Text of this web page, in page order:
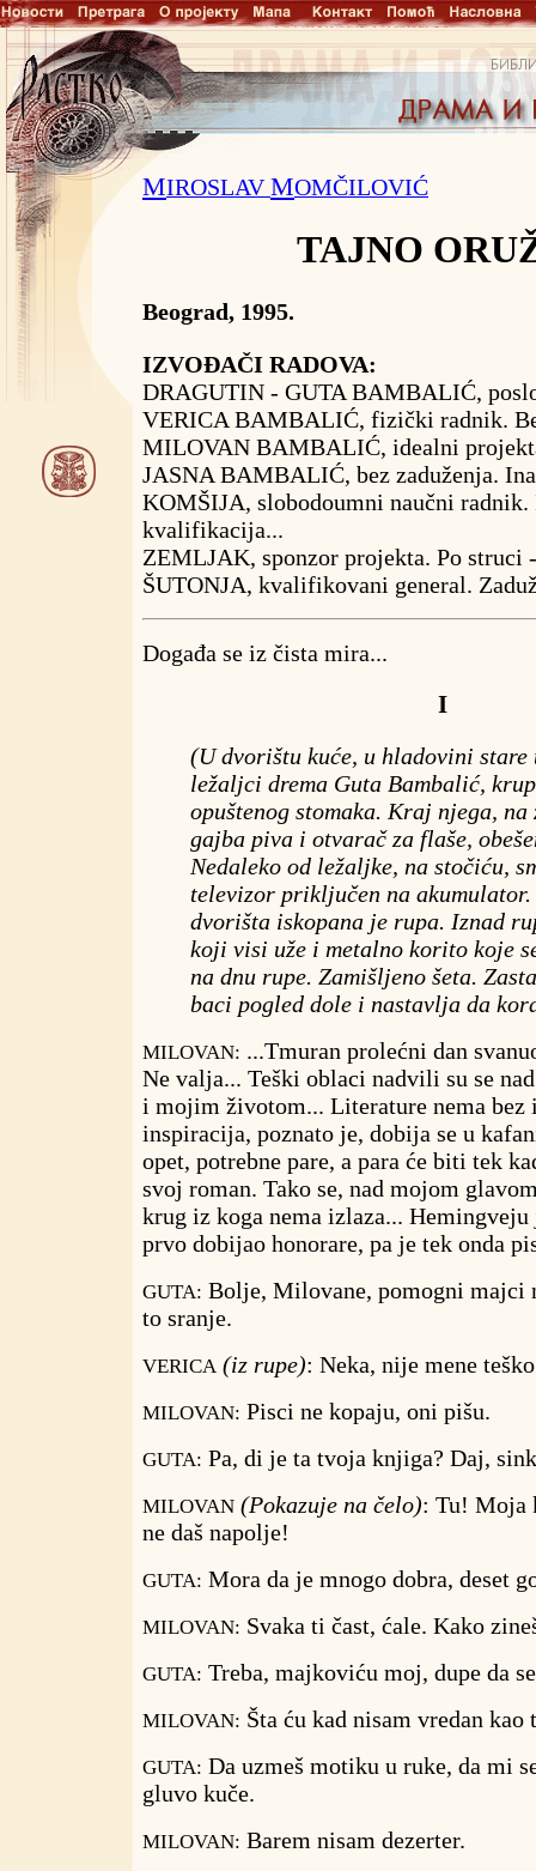
MIROSLAVMOMČILOVIĆ
TAJNO
Beograd, 1995.
IZVOĐAČI RADOVA:
DRAGUTIN - GUTA BAMBALIĆ,
VERICA BAMBALIĆ, fizički radnik.
MILOVAN BAMBALIĆ, idealni
JASNA BAMBALIĆ, bez zaduženja.
KOMŠIJA, slobodoumni naučni radnik.
kvalifikacija...
ZEMLJAK, sponzor projekta. Po struci
ŠUTONJA, kvalifikovani general.
Događa se iz čista mira...
I
(U dvorištu kuće, u hladovini stare
ležaljci drema Guta Bambalić,
opuštenog stomaka. Kraj njega,
gajba piva i otvarač za flaše,
Nedaleko od ležaljke, na stočiću,
televizor priključen na
dvorišta iskopana je rupa. Iznad
koji visi uže i metalno korito koje
na dnu rupe. Zamišljeno šeta.
baci pogled dole i nastavlja da
MILOVAN: ...Tmuran prolećni dan
Ne valja... Teški oblaci nadvili su se
i mojim životom... Literature nema bez
inspiracija, poznato je, dobija se u
opet, potrebne pare, a para će biti tek
svoj roman. Tako se, nad mojom
krug iz koga nema izlaza...
prvo dobijao honorare, pa je tek onda
GUTA: Bolje, Milovane, pomogni majci
to sranje.
VERICA (iz rupe): Neka, nije mene
MILOVAN: Pisci ne kopaju, oni pišu.
GUTA: Pa, di je ta tvoja knjiga? Daj,
MILOVAN (Pokazuje na čelo): Tu! Moja
ne daš napolje!
GUTA: Mora da je mnogo dobra, deset
MILOVAN: Svaka ti čast, ćale. Kako
GUTA: Treba, majkoviću moj, dupe da
MILOVAN: Šta ću kad nisam vredan kao
GUTA: Da uzmeš motiku u ruke, da mi
gluvo kuče.
MILOVAN: Barem nisam dezerter.